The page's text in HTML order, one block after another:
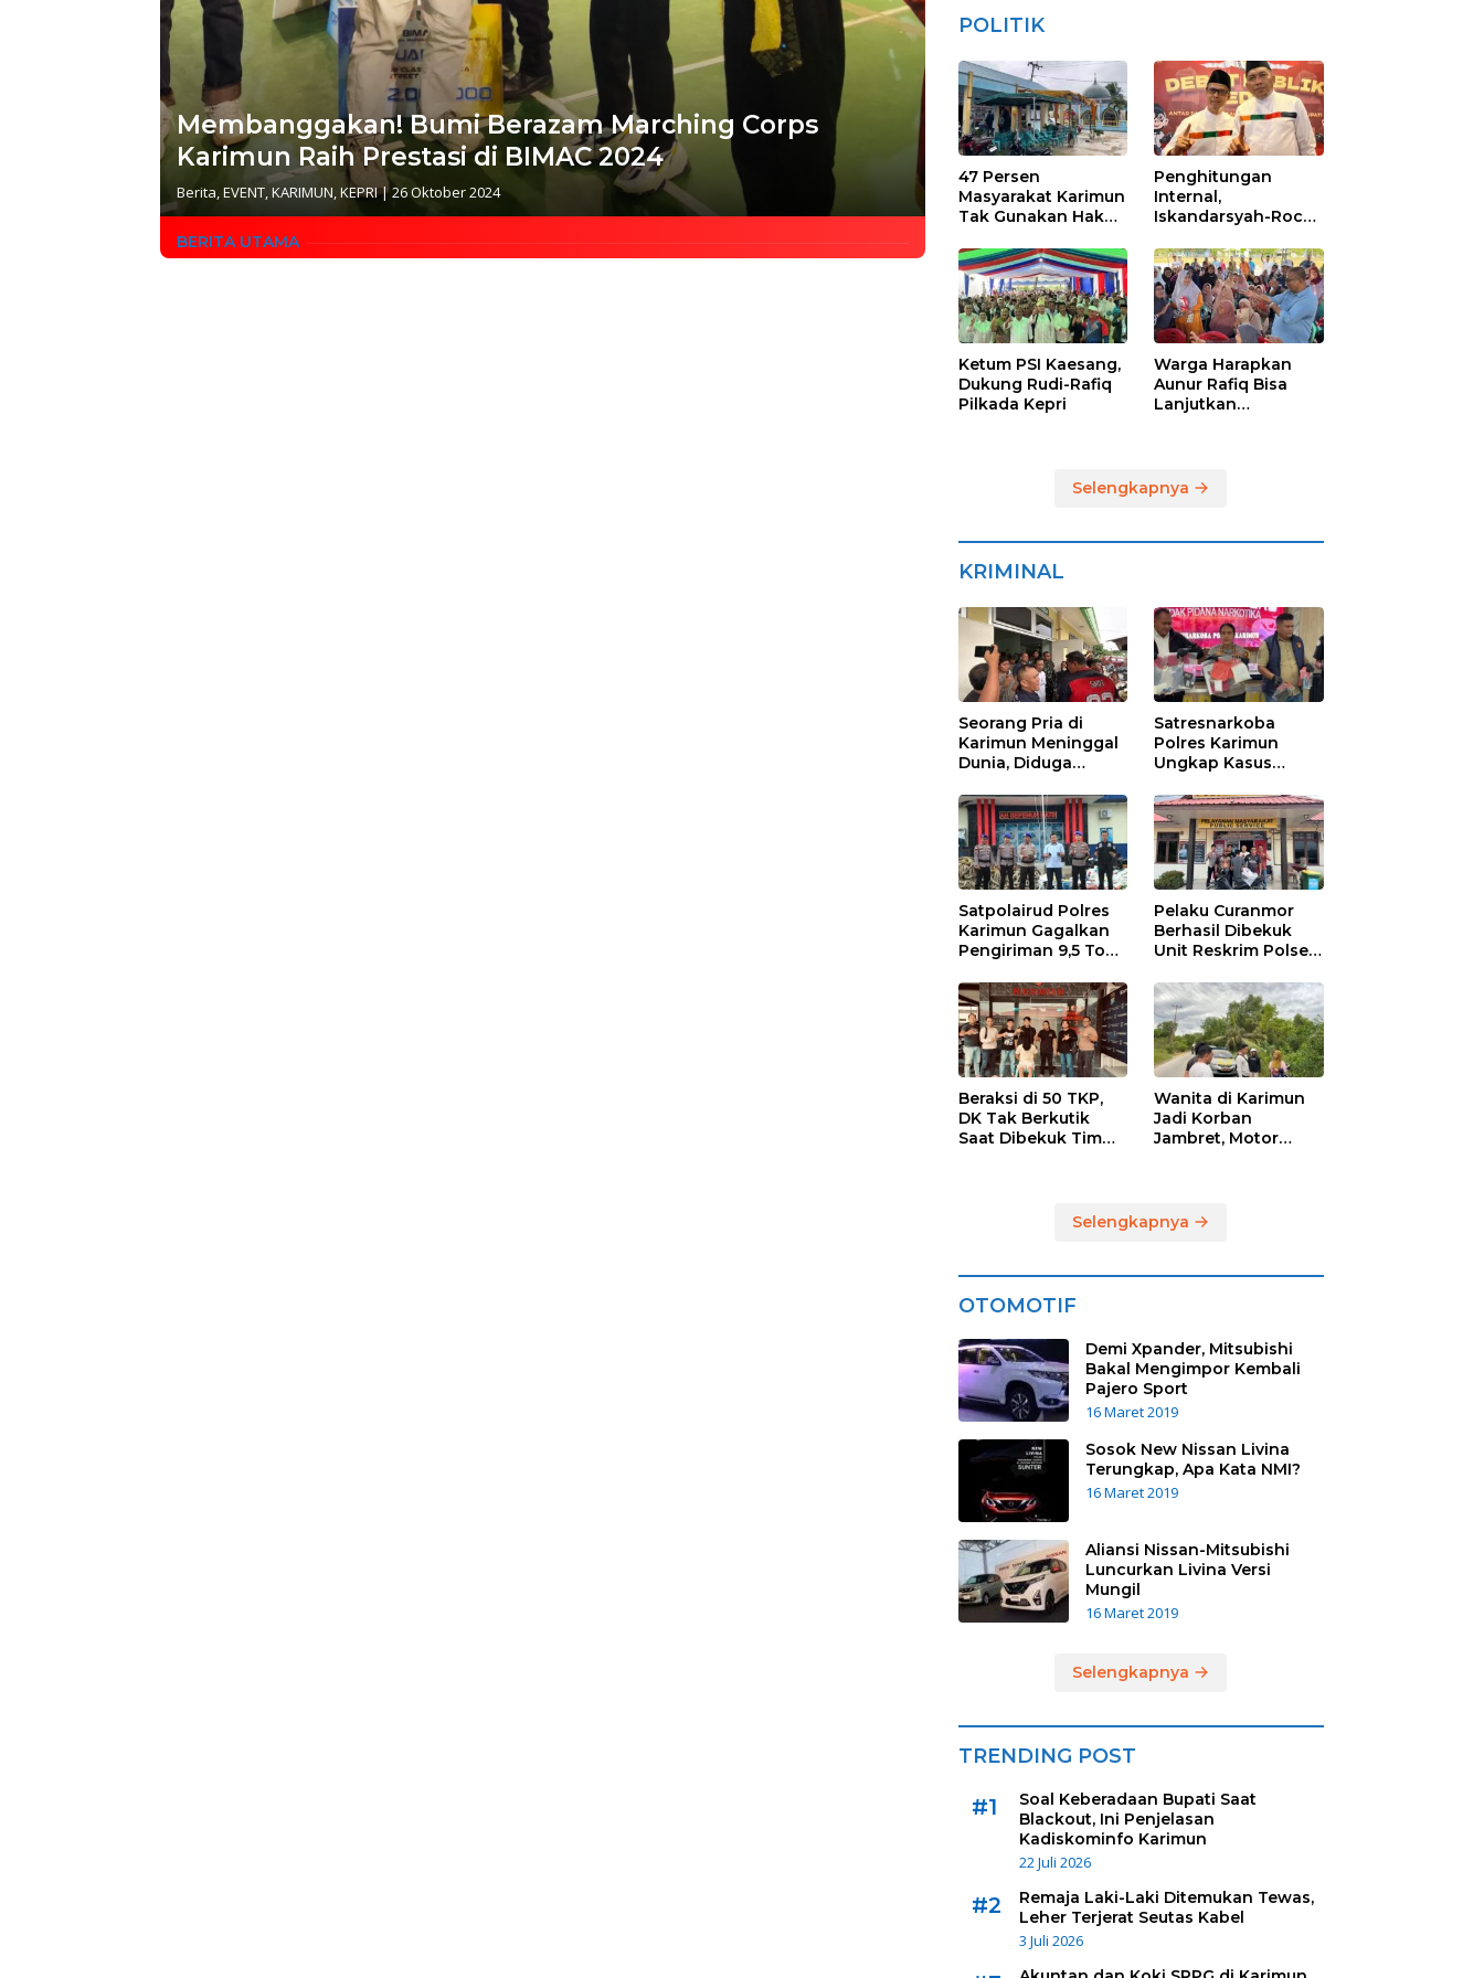
Membanggakan! Bumi Berazam Marching Corps
Karimun Raih Prestasi di BIMAC 2024
Berita,EVENT,KARIMUN,KEPRI|26 Oktober 2024
BERITA UTAMA
POLITIK
47 Persen
Masyarakat Karimun
Tak Gunakan Hak
Penghitungan
Internal,
Iskandarsyah-Rocky
Terbanyak di
Pilkada Karimun
Ketum PSI Kaesang,
Dukung Rudi-Rafiq
Pilkada Kepri
Warga Harapkan
Aunur Rafiq Bisa
Lanjutkan
Pelabuhan Roro
Selengkapnya
KRIMINAL
Seorang Pria di
Karimun Meninggal
Dunia, Diduga
Subden POM di THM
Satresnarkoba
Polres Karimun
Ungkap Kasus
Tersangka Masuk
Lewat Pelabuhan
Internasional
Satpolairud Polres
Karimun Gagalkan
Pengiriman 9,5 Ton
Karimun, Dua
Tersangka
Diamankan
Pelaku Curanmor
Berhasil Dibekuk
Unit Reskrim Polsek
Beraksi di 50 TKP,
DK Tak Berkutik
Saat Dibekuk Tim
Wanita di Karimun
Jadi Korban
Jambret, Motor
Selengkapnya
OTOMOTIF
Demi Xpander, Mitsubishi
Bakal Mengimpor Kembali
Pajero Sport
16 Maret 2019
Sosok New Nissan Livina
Terungkap, Apa Kata NMI?
16 Maret 2019
Aliansi Nissan-Mitsubishi
Luncurkan Livina Versi
Mungil
16 Maret 2019
Selengkapnya
TRENDING POST
#1
Soal Keberadaan Bupati Saat
Blackout, Ini Penjelasan
Kadiskominfo Karimun
22 Juli 2026
#2
Remaja Laki-Laki Ditemukan Tewas,
Leher Terjerat Seutas Kabel
3 Juli 2026